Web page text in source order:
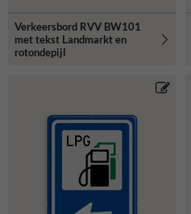
Verkeersbord RVV BW101
met tekst Landmarkt en
rotondepijl